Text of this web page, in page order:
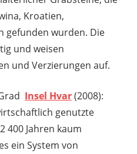
Kroatien,
gefunden wurden. Die
und weisen
und Verzierungen auf.
Insel Hvar(2008):
genutzte
400 Jahren kaum
ein System von